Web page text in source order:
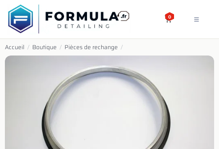
SE RENDRE AU CONTENU
0
Accueil / Boutique / Pièces de rechange /